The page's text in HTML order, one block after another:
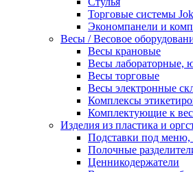
Торговые системы
Экономпанели и
Весы / Весовое
Весы крановые
Весы лабораторные,
Весы торговые
Весы электронные
Комплексы
Комплектующие к
Изделия из пластика и
Подставки под
Полочные
Ценникодержатели